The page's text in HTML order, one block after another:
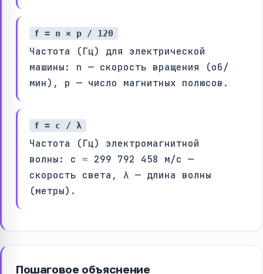
f = n × p / 120
Частота (Гц) для электрической
машины: n — скорость вращения (об/
мин), p — число магнитных полюсов.
f = c / λ
Частота (Гц) электромагнитной
волны: c ≈ 299 792 458 м/с —
скорость света, λ — длина волны
(метры).
Пошаговое объяснение